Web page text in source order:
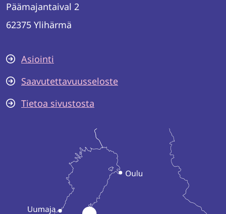
Päämajantaival 2
62375 Ylihärmä
Asiointi
Saavutettavuusseloste
Tietoa sivustosta